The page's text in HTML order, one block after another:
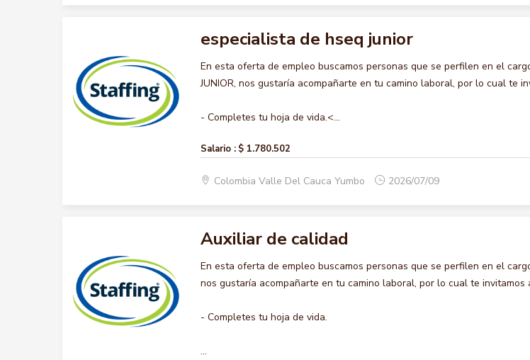
especialista de hseq junior
En esta oferta de empleo buscamos personas que se perfilen en el
JUNIOR, nos gustaría acompañarte en tu camino laboral, por lo cual te
- Completes tu hoja de vida.<...
Salario : $ 1.780.502
Colombia Valle Del Cauca Yumbo 2026/07/09
Auxiliar de calidad
En esta oferta de empleo buscamos personas que se perfilen en el
nos gustaría acompañarte en tu camino laboral, por lo cual te invitamos
- Completes tu hoja de vida.
...